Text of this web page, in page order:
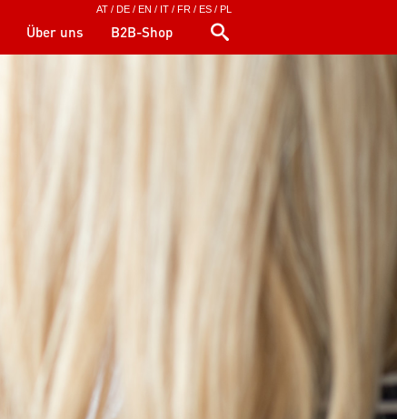
AT / DE / EN / IT / FR / ES / PL
Über uns B2B-Shop